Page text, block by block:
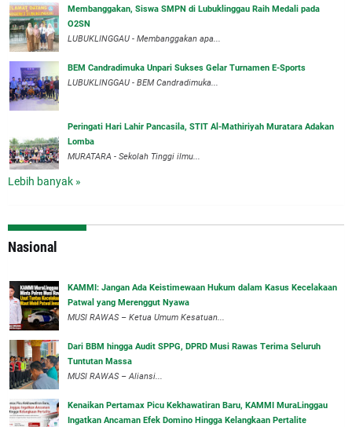
Membanggakan, Siswa SMPN di Lubuklinggau Raih Medali pada
O2SN
LUBUKLINGGAU - Membanggakan apa...
BEM Candradimuka Unpari Sukses Gelar Turnamen E-Sports
LUBUKLINGGAU - BEM Candradimuka...
Peringati Hari Lahir Pancasila, STIT Al-Mathiriyah Muratara Adakan
Lomba
MURATARA - Sekolah Tinggi ilmu...
Lebih banyak »
Nasional
‎KAMMI: Jangan Ada Keistimewaan Hukum dalam Kasus Kecelakaan
Patwal yang Merenggut Nyawa
‎MUSI RAWAS – Ketua Umum Kesatuan...
Dari BBM hingga Audit SPPG, DPRD Musi Rawas Terima Seluruh
Tuntutan Massa
MUSI RAWAS – Aliansi...
‎Kenaikan Pertamax Picu Kekhawatiran Baru, KAMMI MuraLinggau
Ingatkan Ancaman Efek Domino Hingga Kelangkaan Pertalite